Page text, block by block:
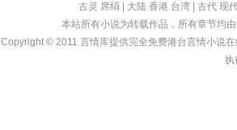
古灵 席绢 大陆 香港 台湾 古代 现
本站所有小说为转载作品，所有章节均
Copyright © 2011 言情库提供完全免费港台言情小说
执